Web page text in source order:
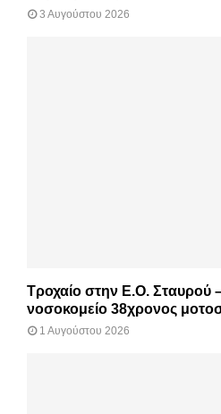
3 Αυγούστου 2026
Τροχαίο στην Ε.Ο. Σταυρού
νοσοκομείο 38χρονος
1 Αυγούστου 2026